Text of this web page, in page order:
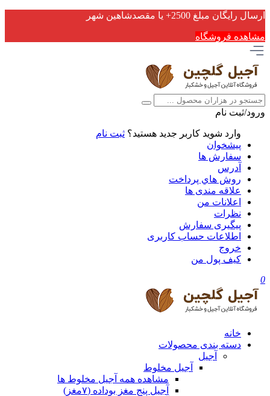
ارسال رایگان مبلغ 2500+ یا مقصدشاهین شهر
مشاهده فروشگاه
ورود/ثبت نام
وارد شوید کاربر جدید هستید؟ ثبت نام
پیشخوان
سفارش ها
آدرس
روش هاي پرداخت
علاقه مندی ها
اعلانات من
نظرات
پیگیری سفارش
اطلاعات حساب كاربری
خروج
کیف پول من
0
خانه
دسته بندی محصولات
آجیل
آجیل مخلوط
مشاهده همه آجیل مخلوط ها
آجیل پنج مغز بوداده (۷مغز)